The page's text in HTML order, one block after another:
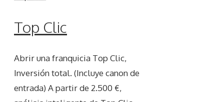
Top Clic
Abrir una franquicia Top Clic,
Inversión total. (Incluye canon de
entrada) A partir de 2.500 €,